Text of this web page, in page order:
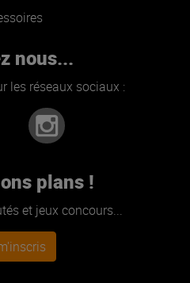
nous...
les réseaux sociaux :
plans !
et jeux concours...